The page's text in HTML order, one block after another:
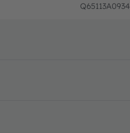
Q65113A0934